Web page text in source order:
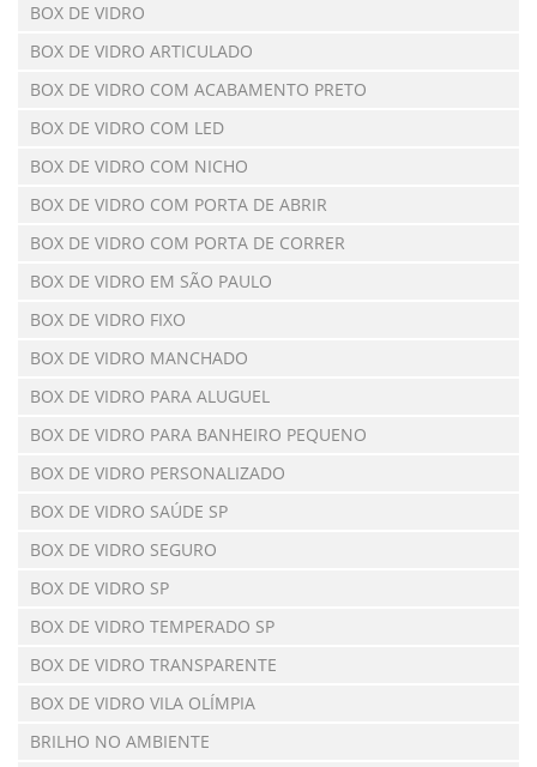
BOX DE VIDRO
BOX DE VIDRO ARTICULADO
BOX DE VIDRO COM ACABAMENTO PRETO
BOX DE VIDRO COM LED
BOX DE VIDRO COM NICHO
BOX DE VIDRO COM PORTA DE ABRIR
BOX DE VIDRO COM PORTA DE CORRER
BOX DE VIDRO EM SÃO PAULO
BOX DE VIDRO FIXO
BOX DE VIDRO MANCHADO
BOX DE VIDRO PARA ALUGUEL
BOX DE VIDRO PARA BANHEIRO PEQUENO
BOX DE VIDRO PERSONALIZADO
BOX DE VIDRO SAÚDE SP
BOX DE VIDRO SEGURO
BOX DE VIDRO SP
BOX DE VIDRO TEMPERADO SP
BOX DE VIDRO TRANSPARENTE
BOX DE VIDRO VILA OLÍMPIA
BRILHO NO AMBIENTE